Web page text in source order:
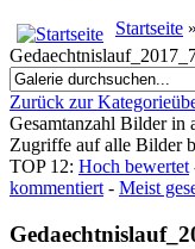
Startseite »
Zurück zur
Gesamtanzahl Bilder in
Zugriffe auf alle Bilder
TOP 12: Hoch bewertet
kommentiert- Meist